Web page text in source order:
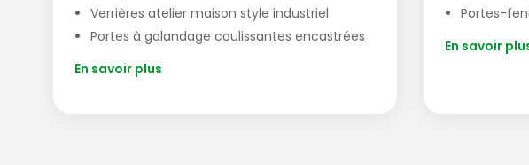
Verrières atelier maison style industriel
Portes à galandage coulissantes encastrées
En savoir plus
Portes-
En savoir